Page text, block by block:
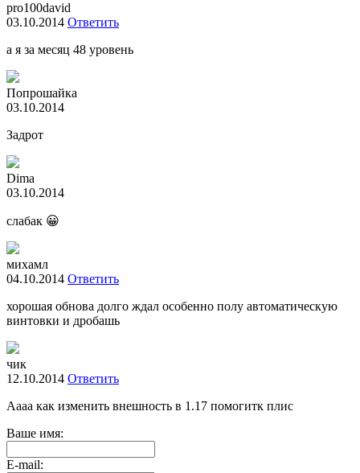
pro100david
03.10.2014 Ответить
а я за месяц 48 уровень
Попрошайка
03.10.2014
Задрот
Dima
03.10.2014
слабак 😀
михамл
04.10.2014 Ответить
хорошая обнова долго ждал особенно полу автоматическую
винтовки и дробашь
чик
12.10.2014 Ответить
Аааа как изменить внешность в 1.17 помогитк плис
Ваше имя:
E-mail: